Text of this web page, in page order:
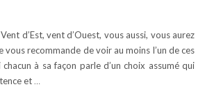
d’Est, vent d’Ouest, vous aussi, vous aurez
vous recommande de voir au moins l’un de ces
à sa façon parle d’un choix assumé qui
et …